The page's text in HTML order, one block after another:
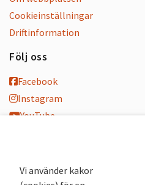
Cookieinställningar
Driftinformation
Följ oss
Facebook
Instagram
YouTube
Nyhetsbrev
Vi använder kakor